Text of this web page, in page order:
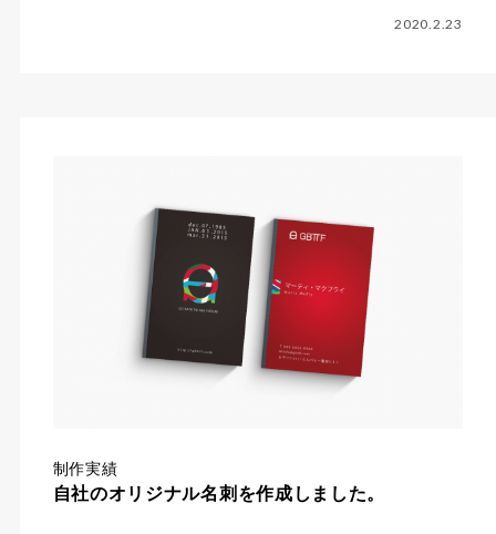
2020.2.23
制作実績
自社のオリジナル名刺を作成しました。